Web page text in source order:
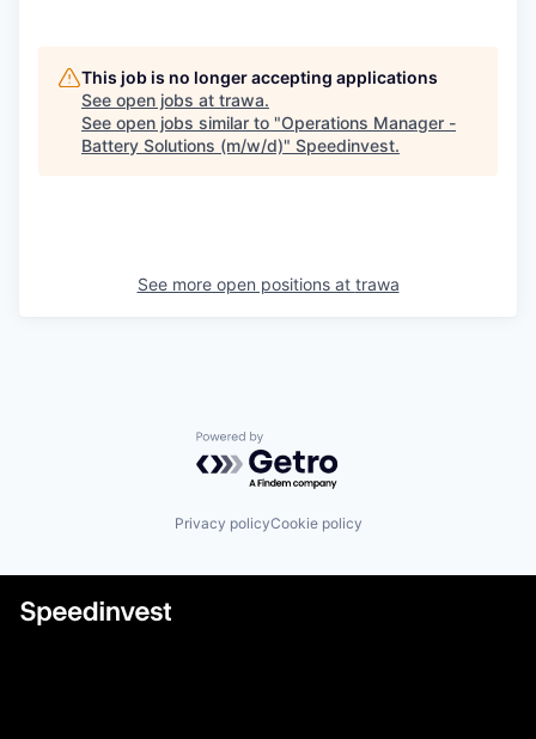
This job is no longer accepting applications
See open jobs at trawa.
See open jobs similar to "Operations Manager -
Battery Solutions (m/w/d)" Speedinvest.
See more open positions at trawa
Powered by Getro.com
Privacy policyCookie policy